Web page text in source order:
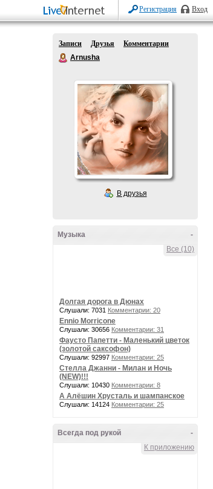
Регистрация Вход
Записи Друзья
Комментарии
Arnusha
В друзья
-
Музыка
Все (10)
Долгая дорога в Дюнах
Слушали: 7031 Комментарии: 20
Ennio Morricone
Слушали: 30656 Комментарии: 31
Фаусто Папетти - Маленький цветок
(золотой саксофон)
Слушали: 92997 Комментарии: 25
Стелла Джанни - Милан и Ночь
(NEW)!!!
Слушали: 10430 Комментарии: 8
А Алёшин Хрусталь и шампанское
Слушали: 14124 Комментарии: 25
-
Всегда под рукой
К приложению